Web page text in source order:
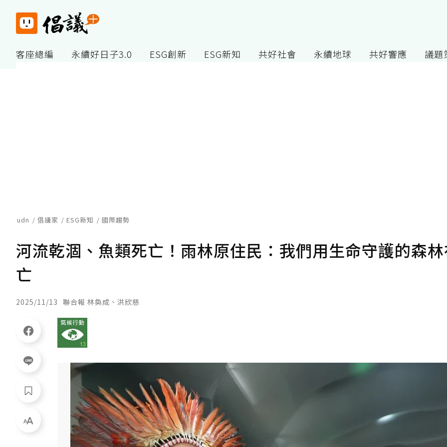
客座總編 永續好日子3.0 ESG創新 ESG新知 共好社會 永續地球 共好響應 議題
udn 倡議家 ESG新知 國際趨勢
河流乾涸、魚類死亡！雨林原住民：我們用生命守護的森
亡
2025/11/13 聯合報 林奐成、洪欣慈